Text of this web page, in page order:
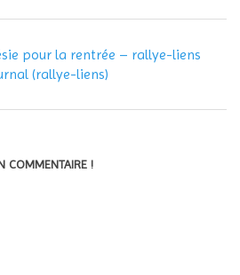
pour la rentrée – rallye-liens
(rallye-liens)
COMMENTAIRE !